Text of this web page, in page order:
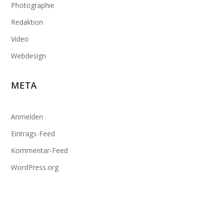
Photographie
Redaktion
Video
Webdesign
META
Anmelden
Eintrags-Feed
Kommentar-Feed
WordPress.org